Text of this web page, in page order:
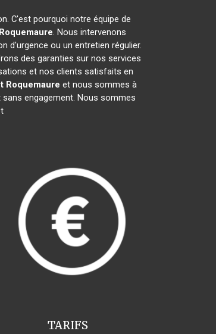
C'est pourquoi notre équipe de
Roquemaure. Nous intervenons
d'urgence ou un entretien régulier.
des garanties sur nos services
et nos clients satisfaits en
Roquemaure et nous sommes à
engagement. Nous sommes
TARIFS